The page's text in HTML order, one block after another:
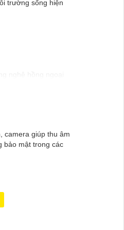
trường sống hiện
thuật số. - Thiết kế
20m. - Chống
các cửa hàng điện
camera giúp thu âm
bảo mật trong các